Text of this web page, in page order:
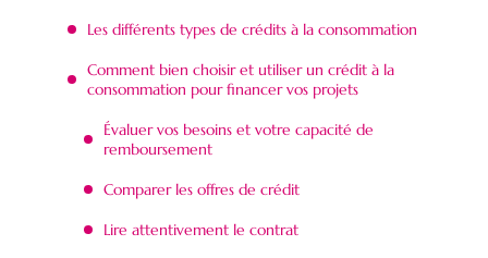
Les différents types de crédits à la consommation
Comment bien choisir et utiliser un crédit à la
consommation pour financer vos projets
Évaluer vos besoins et votre capacité de
remboursement
Comparer les offres de crédit
Lire attentivement le contrat